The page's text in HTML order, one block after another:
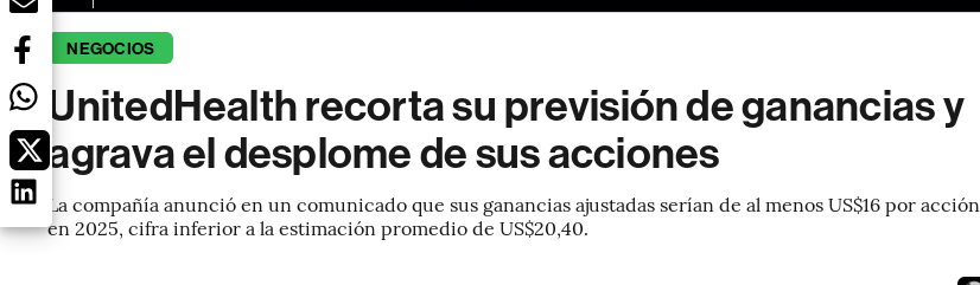
NEGOCIOS
UnitedHealth recorta su previsión de ganancias y
agrava el desplome de sus acciones
La compañía anunció en un comunicado que sus ganancias ajustadas serían de al menos US$16 por acción
en 2025, cifra inferior a la estimación promedio de US$20,40.